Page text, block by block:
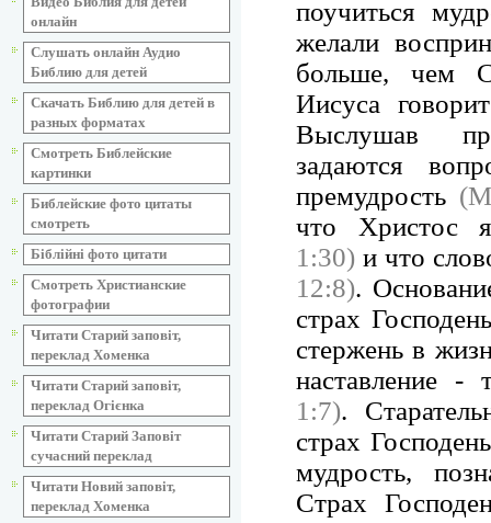
онлайн
Слушать онлайн Аудио
Библию для детей
Скачать Библию для детей в
разных форматах
Смотреть Библейские
картинки
Библейские фото цитаты
смотреть
Біблійні фото цитати
Смотреть Христианские
фотографии
Читати Старий заповіт,
переклад Хоменка
Читати Старий заповіт,
переклад Огієнка
Читати Старий Заповіт
сучасний переклад
Читати Новий заповіт,
переклад Хоменка
поучиться
желали
больше, чем
Иисуса
Выслушав
задаются
премудрость
что Христос
1:30) и что
12:8).
страх
стержень в
наставление -
1:7).
страх
мудрость,
Страх